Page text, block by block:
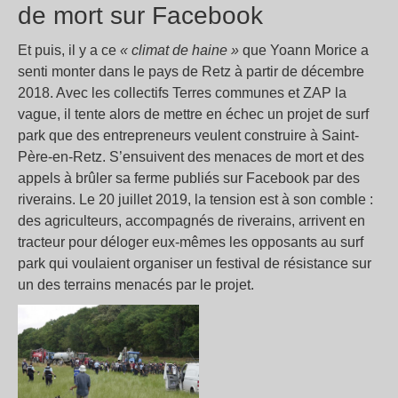
de mort sur Facebook
Et puis, il y a ce « climat de haine » que Yoann Morice a
senti monter dans le pays de Retz à partir de décembre
2018. Avec les collectifs Terres communes et ZAP la
vague, il tente alors de mettre en échec un projet de surf
park que des entrepreneurs veulent construire à Saint-
Père-en-Retz. S’ensuivent des menaces de mort et des
appels à brûler sa ferme publiés sur Facebook par des
riverains. Le 20 juillet 2019, la tension est à son comble :
des agriculteurs, accompagnés de riverains, arrivent en
tracteur pour déloger eux-mêmes les opposants au surf
park qui voulaient organiser un festival de résistance sur
un des terrains menacés par le projet.